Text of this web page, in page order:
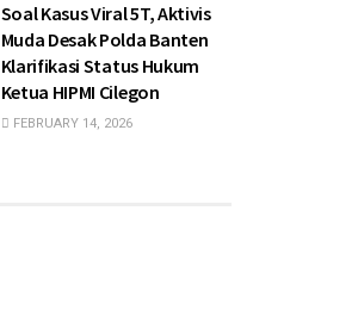
Soal Kasus Viral 5T, Aktivis
Muda Desak Polda Banten
Klarifikasi Status Hukum
Ketua HIPMI Cilegon
FEBRUARY 14, 2026